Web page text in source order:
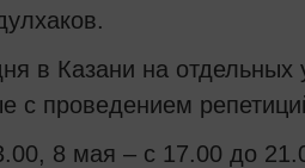
в Казани на
с проведением
8 мая – с 17.00 до